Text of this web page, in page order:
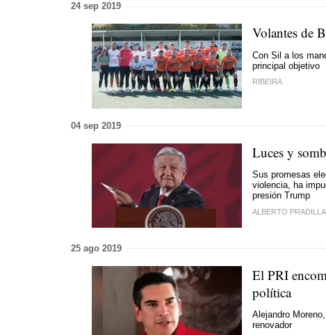
24 sep 2019
Volantes de
Con Sil a los
principal objetivo
RIBEIRA
04 sep 2019
Luces y
Sus promesas
violencia, ha
presión Trump
ALBERTO PRADILLA
25 ago 2019
El PRI
política
Alejandro
renovador